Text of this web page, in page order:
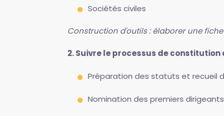
Sociétés civiles
Construction d'outils : élaborer une
2. Suivre le processus de constitution
Préparation des statuts et recueil
Nomination des premiers